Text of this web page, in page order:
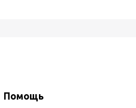
Помощь